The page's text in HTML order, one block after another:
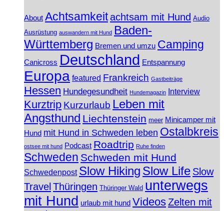
About Achtsamkeitachtsam mit Hund Audio
Ausrüstung auswandern mit Hund Baden-
Württemberg Bremen und umzu Camping
Canicross Deutschland Entspannung
Europa featured Frankreich Gastbeiträge
Hessen Hundegesundheit Hundemagazin Interview
Kurztrip Kurzurlaub Leben mit
Angsthund Liechtenstein meer Minicamper mit
Hund mit Hund in Schweden leben Ostalbkreis
ostsee mit hund Podcast Roadtrip Ruhe finden
Schweden Schweden mit Hund
Schwedenpost Slow Hiking Slow Life Slow
Travel Thüringen Thüringer Wald unterwegs
mit Hund urlaub mit hund VideosZelten mit